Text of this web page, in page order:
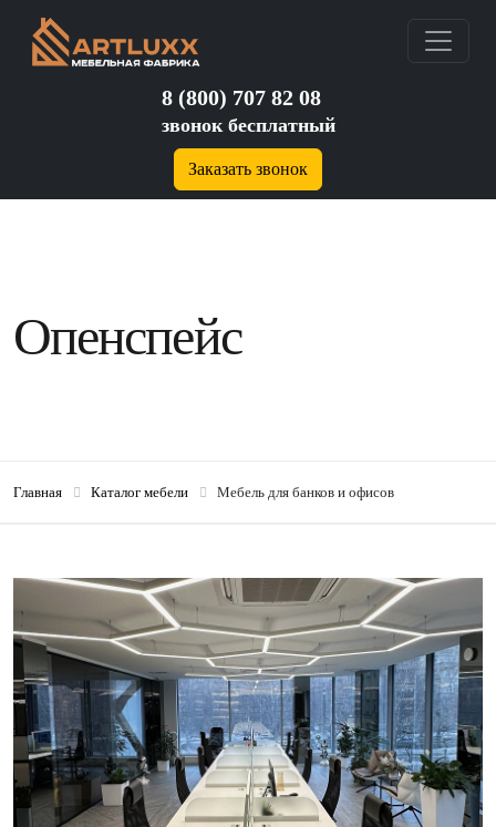
8 (800) 707 82 08
звонок бесплатный
Заказать звонок
Опенспейс
Главная Каталог мебели Мебель для банков и офисов